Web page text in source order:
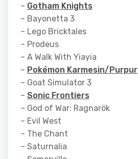
– Gotham Knights
– Bayonetta 3
– Lego Bricktales
– Prodeus
– A Walk With Yiayia
– Pokémon Karmesin/Purpur
– Goat Simulator 3
– Sonic Frontiers
– God of War: Ragnarök
– Evil West
– The Chant
– Saturnalia